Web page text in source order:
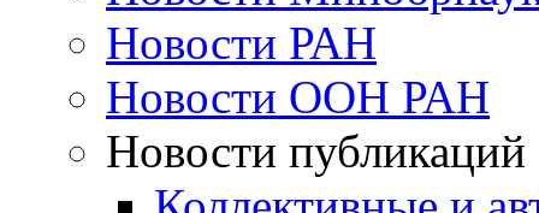
Новости РАН
Новости ООН РАН
Новости публикаций